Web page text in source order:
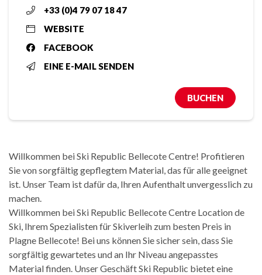
+33 (0)4 79 07 18 47
WEBSITE
FACEBOOK
EINE E-MAIL SENDEN
BUCHEN
Willkommen bei Ski Republic Bellecote Centre! Profitieren
Sie von sorgfältig gepflegtem Material, das für alle geeignet
ist. Unser Team ist dafür da, Ihren Aufenthalt unvergesslich zu
machen.
Willkommen bei Ski Republic Bellecote Centre Location de
Ski, Ihrem Spezialisten für Skiverleih zum besten Preis in
Plagne Bellecote! Bei uns können Sie sicher sein, dass Sie
sorgfältig gewartetes und an Ihr Niveau angepasstes
Material finden. Unser Geschäft Ski Republic bietet eine